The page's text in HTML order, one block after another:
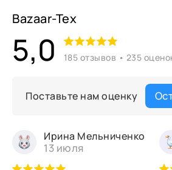
Bazaar-Tex
5,0 185 отзывов • 235
Поставьте нам оценку
Ирина Мельниченко
13 июля